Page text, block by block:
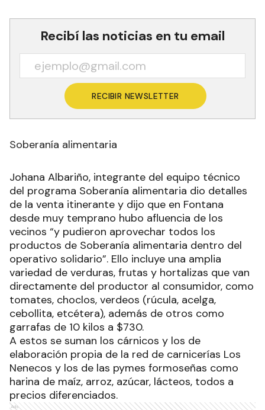
Recibí las noticias en tu email
RECIBIR NEWSLETTER
Soberanía alimentaria
Johana Albariño, integrante del equipo técnico
del programa Soberanía alimentaria dio detalles
de la venta itinerante y dijo que en Fontana
desde muy temprano hubo afluencia de los
vecinos “y pudieron aprovechar todos los
productos de Soberanía alimentaria dentro del
operativo solidario”. Ello incluye una amplia
variedad de verduras, frutas y hortalizas que van
directamente del productor al consumidor, como
tomates, choclos, verdeos (rúcula, acelga,
cebollita, etcétera), además de otros como
garrafas de 10 kilos a $730.
A estos se suman los cárnicos y los de
elaboración propia de la red de carnicerías Los
Nenecos y los de las pymes formoseñas como
harina de maíz, arroz, azúcar, lácteos, todos a
precios diferenciados.
Ads